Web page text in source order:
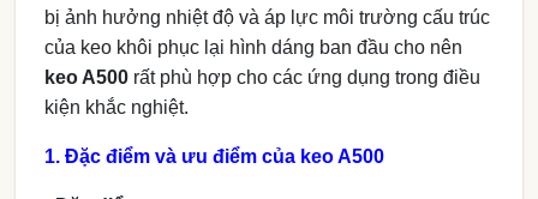
bị ảnh hưởng nhiệt độ và áp lực môi trường cấu trúc
của keo khôi phục lại hình dáng ban đầu cho nên
keo A500 rất phù hợp cho các ứng dụng trong điều
kiện khắc nghiệt.
1. Đặc điểm và ưu điểm của keo A500